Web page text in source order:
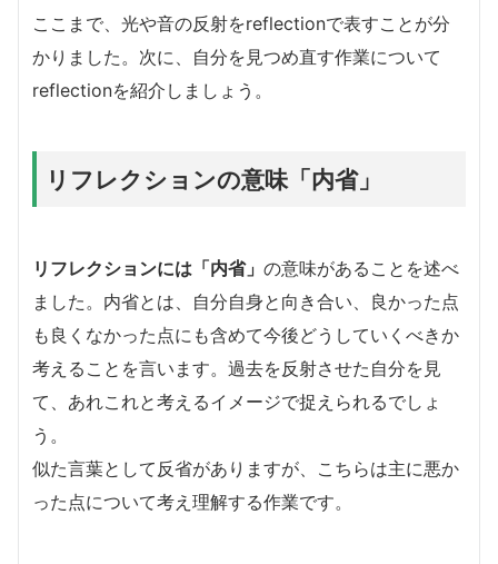
ここまで、光や音の反射をreflectionで表すことが分
かりました。次に、自分を見つめ直す作業について
reflectionを紹介しましょう。
リフレクションの意味「内省」
リフレクションには「内省」 の意味があることを述べ
ました。内省とは、自分自身と向き合い、良かった点
も良くなかった点にも含めて今後どうしていくべきか
考えることを言います。過去を反射させた自分を見
て、あれこれと考えるイメージで捉えられるでしょ
う。
似た言葉として反省がありますが、こちらは主に悪か
った点について考え理解する作業です。